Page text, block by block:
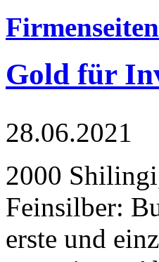
Gold für
28.06.2021
2000
Feinsilber:
erste und